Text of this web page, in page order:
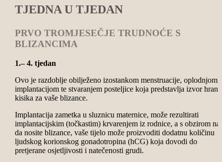
TJEDNA U TJEDAN
PRVO TROMJESEČJE TRUDNOĆE S
BLIZANCIMA
1.– 4. tjedan
Ovo je razdoblje obilježeno izostankom menstruacije, oplodnjom,
implantacijom te stvaranjem posteljice koja predstavlja izvor
kisika za vaše blizance.
Implantacija zametka u sluznicu maternice, može rezultirati
implantacijskim (točkastim) krvarenjem iz rodnice, a s obzirom na
da nosite blizance, vaše tijelo može proizvoditi dodatnu količinu
ljudskog korionskog gonadotropina (hCG) koja dovodi do
pretjerane osjetljivosti i natečenosti grudi.